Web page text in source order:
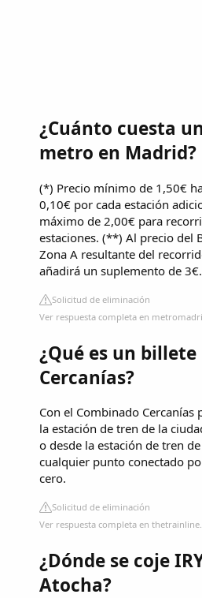
¿Cuánto cuesta
metro en Madrid?
(*) Precio mínimo de 1,50€
0,10€ por cada estación
máximo de 2,00€ para
estaciones. (**) Al precio del
Zona A resultante del
añadirá un suplemento de 3€.
Solicitud de eliminación
Ver respuesta completa en
¿Qué es un billete
Cercanías?
Con el Combinado Cercanías
la estación de tren de la
o desde la estación de tren
cualquier punto conectado
cero.
Solicitud de eliminación
Ver respuesta completa en
¿Dónde se coje
Atocha?